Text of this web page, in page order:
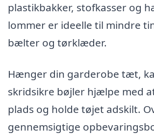
plastikbakker, stofkasser og
lommer er ideelle til mindre
bælter og tørklæder.
Hænger din garderobe tæt,
skridsikre bøjler hjælpe med
plads og holde tøjet adskilt.
gennemsigtige